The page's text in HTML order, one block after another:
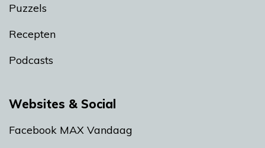
Puzzels
Recepten
Podcasts
Websites & Social
Facebook MAX Vandaag